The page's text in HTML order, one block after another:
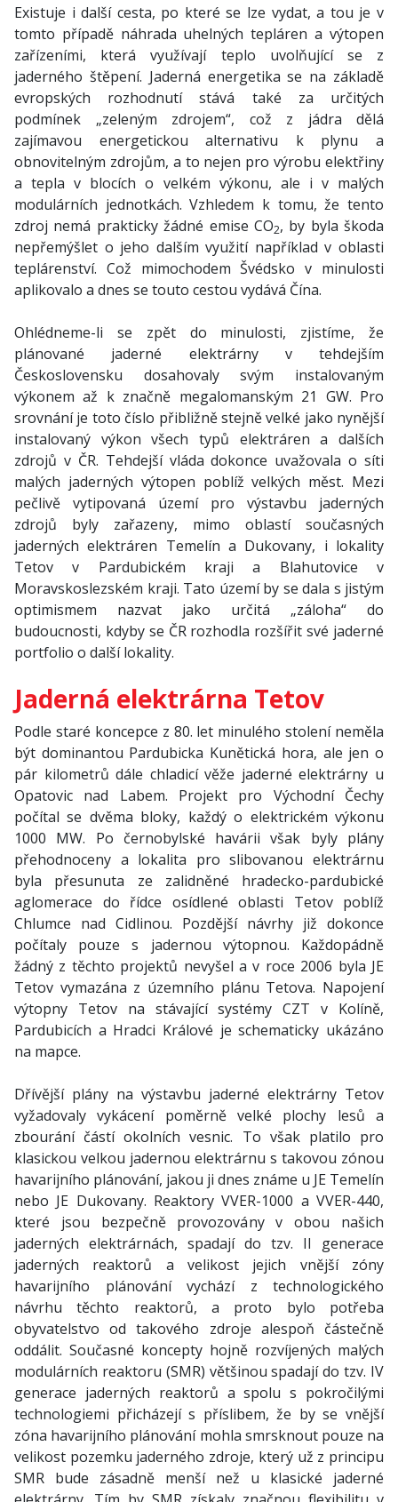
Existuje i další cesta, po které se lze vydat, a tou je v
tomto případě náhrada uhelných tepláren a výtopen
zařízeními, která využívají teplo uvolňující se z
jaderného štěpení. Jaderná energetika se na základě
evropských rozhodnutí stává také za určitých
podmínek „zeleným zdrojem“, což z jádra dělá
zajímavou energetickou alternativu k plynu a
obnovitelným zdrojům, a to nejen pro výrobu elektřiny
a tepla v blocích o velkém výkonu, ale i v malých
modulárních jednotkách. Vzhledem k tomu, že tento
zdroj nemá prakticky žádné emise CO2, by byla škoda
nepřemýšlet o jeho dalším využití například v oblasti
teplárenství. Což mimochodem Švédsko v minulosti
aplikovalo a dnes se touto cestou vydává Čína.
Ohlédneme-li se zpět do minulosti, zjistíme, že
plánované jaderné elektrárny v tehdejším
Československu dosahovaly svým instalovaným
výkonem až k značně megalomanským 21 GW. Pro
srovnání je toto číslo přibližně stejně velké jako nynější
instalovaný výkon všech typů elektráren a dalších
zdrojů v ČR. Tehdejší vláda dokonce uvažovala o síti
malých jaderných výtopen poblíž velkých měst. Mezi
pečlivě vytipovaná území pro výstavbu jaderných
zdrojů byly zařazeny, mimo oblastí současných
jaderných elektráren Temelín a Dukovany, i lokality
Tetov v Pardubickém kraji a Blahutovice v
Moravskoslezském kraji. Tato území by se dala s jistým
optimismem nazvat jako určitá „záloha“ do
budoucnosti, kdyby se ČR rozhodla rozšířit své jaderné
portfolio o další lokality.
Jaderná elektrárna Tetov
Podle staré koncepce z 80. let minulého stolení neměla
být dominantou Pardubicka Kunětická hora, ale jen o
pár kilometrů dále chladicí věže jaderné elektrárny u
Opatovic nad Labem. Projekt pro Východní Čechy
počítal se dvěma bloky, každý o elektrickém výkonu
1000 MW. Po černobylské havárii však byly plány
přehodnoceny a lokalita pro slibovanou elektrárnu
byla přesunuta ze zalidněné hradecko-pardubické
aglomerace do řídce osídlené oblasti Tetov poblíž
Chlumce nad Cidlinou. Pozdější návrhy již dokonce
počítaly pouze s jadernou výtopnou. Každopádně
žádný z těchto projektů nevyšel a v roce 2006 byla JE
Tetov vymazána z územního plánu Tetova. Napojení
výtopny Tetov na stávající systémy CZT v Kolíně,
Pardubicích a Hradci Králové je schematicky ukázáno
na mapce.
Dřívější plány na výstavbu jaderné elektrárny Tetov
vyžadovaly vykácení poměrně velké plochy lesů a
zbourání částí okolních vesnic. To však platilo pro
klasickou velkou jadernou elektrárnu s takovou zónou
havarijního plánování, jakou ji dnes známe u JE Temelín
nebo JE Dukovany. Reaktory VVER-1000 a VVER-440,
které jsou bezpečně provozovány v obou našich
jaderných elektrárnách, spadají do tzv. II generace
jaderných reaktorů a velikost jejich vnější zóny
havarijního plánování vychází z technologického
návrhu těchto reaktorů, a proto bylo potřeba
obyvatelstvo od takového zdroje alespoň částečně
oddálit. Současné koncepty hojně rozvíjených malých
modulárních reaktoru (SMR) většinou spadají do tzv. IV
generace jaderných reaktorů a spolu s pokročilými
technologiemi přicházejí s příslibem, že by se vnější
zóna havarijního plánování mohla smrsknout pouze na
velikost pozemku jaderného zdroje, který už z principu
SMR bude zásadně menší než u klasické jaderné